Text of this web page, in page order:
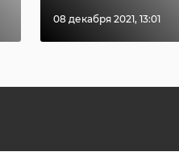
08 декабря 2021, 13:01